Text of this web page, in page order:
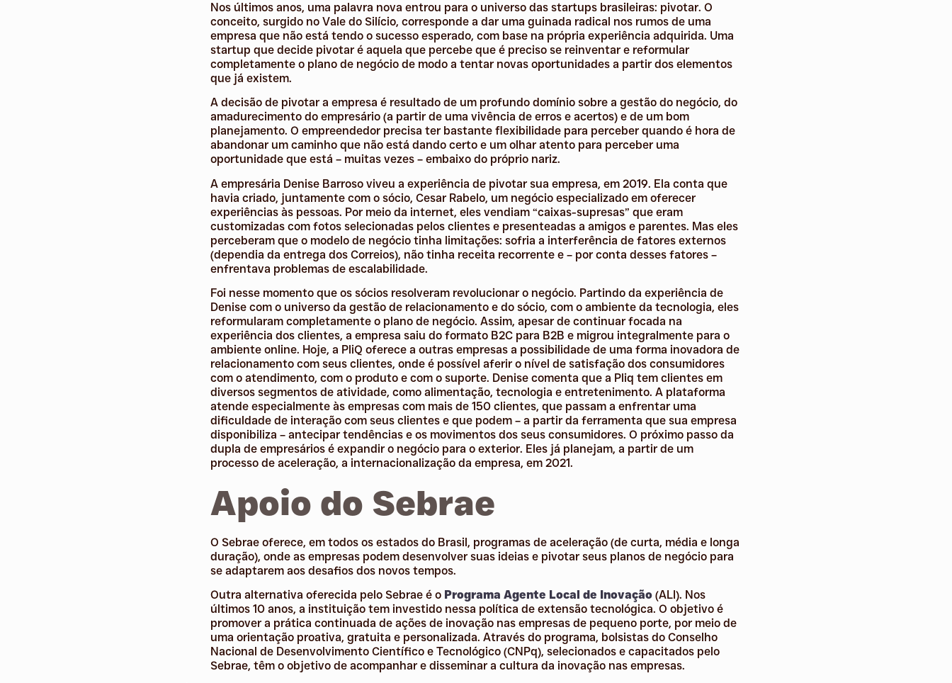
Nos últimos anos, uma palavra nova entrou para o universo das startups brasileiras: pivotar. O
conceito, surgido no Vale do Silício, corresponde a dar uma guinada radical nos rumos de uma
empresa que não está tendo o sucesso esperado, com base na própria experiência adquirida. Uma
startup que decide pivotar é aquela que percebe que é preciso se reinventar e reformular
completamente o plano de negócio de modo a tentar novas oportunidades a partir dos elementos
que já existem.
A decisão de pivotar a empresa é resultado de um profundo domínio sobre a gestão do negócio, do
amadurecimento do empresário (a partir de uma vivência de erros e acertos) e de um bom
planejamento. O empreendedor precisa ter bastante flexibilidade para perceber quando é hora de
abandonar um caminho que não está dando certo e um olhar atento para perceber uma
oportunidade que está – muitas vezes – embaixo do próprio nariz.
A empresária Denise Barroso viveu a experiência de pivotar sua empresa, em 2019. Ela conta que
havia criado, juntamente com o sócio, Cesar Rabelo, um negócio especializado em oferecer
experiências às pessoas. Por meio da internet, eles vendiam “caixas-supresas” que eram
customizadas com fotos selecionadas pelos clientes e presenteadas a amigos e parentes. Mas eles
perceberam que o modelo de negócio tinha limitações: sofria a interferência de fatores externos
(dependia da entrega dos Correios), não tinha receita recorrente e – por conta desses fatores –
enfrentava problemas de escalabilidade.
Foi nesse momento que os sócios resolveram revolucionar o negócio. Partindo da experiência de
Denise com o universo da gestão de relacionamento e do sócio, com o ambiente da tecnologia, eles
reformularam completamente o plano de negócio. Assim, apesar de continuar focada na
experiência dos clientes, a empresa saiu do formato B2C para B2B e migrou integralmente para o
ambiente online. Hoje, a PliQ oferece a outras empresas a possibilidade de uma forma inovadora de
relacionamento com seus clientes, onde é possível aferir o nível de satisfação dos consumidores
com o atendimento, com o produto e com o suporte. Denise comenta que a Pliq tem clientes em
diversos segmentos de atividade, como alimentação, tecnologia e entretenimento. A plataforma
atende especialmente às empresas com mais de 150 clientes, que passam a enfrentar uma
dificuldade de interação com seus clientes e que podem – a partir da ferramenta que sua empresa
disponibiliza – antecipar tendências e os movimentos dos seus consumidores. O próximo passo da
dupla de empresários é expandir o negócio para o exterior. Eles já planejam, a partir de um
processo de aceleração, a internacionalização da empresa, em 2021.
Apoio do Sebrae
O Sebrae oferece, em todos os estados do Brasil, programas de aceleração (de curta, média e longa
duração), onde as empresas podem desenvolver suas ideias e pivotar seus planos de negócio para
se adaptarem aos desafios dos novos tempos.
Outra alternativa oferecida pelo Sebrae é o Programa Agente Local de Inovação (ALI). Nos
últimos 10 anos, a instituição tem investido nessa política de extensão tecnológica. O objetivo é
promover a prática continuada de ações de inovação nas empresas de pequeno porte, por meio de
uma orientação proativa, gratuita e personalizada. Através do programa, bolsistas do Conselho
Nacional de Desenvolvimento Científico e Tecnológico (CNPq), selecionados e capacitados pelo
Sebrae, têm o objetivo de acompanhar e disseminar a cultura da inovação nas empresas.